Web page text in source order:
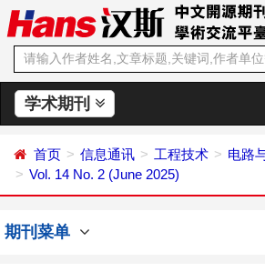
学术期刊
首页 信息通讯 工程技术
电路
Vol. 14 No. 2 (June 2025)
期刊菜单